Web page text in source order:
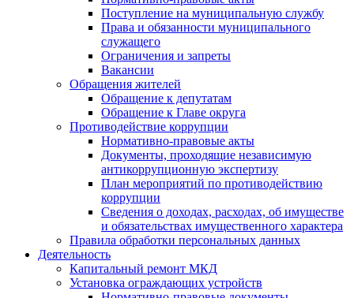
Поступление на муниципальную службу
Права и обязанности муниципального
служащего
Ограничения и запреты
Вакансии
Обращения жителей
Обращение к депутатам
Обращение к Главе округа
Противодействие коррупции
Нормативно-правовые акты
Документы, проходящие независимую
антикоррупционную экспертизу
План мероприятий по противодействию
коррупции
Сведения о доходах, расходах, об имуществе
и обязательствах имущественного характера
Правила обработки персональных данных
Деятельность
Капитальный ремонт МКД
Установка ограждающих устройств